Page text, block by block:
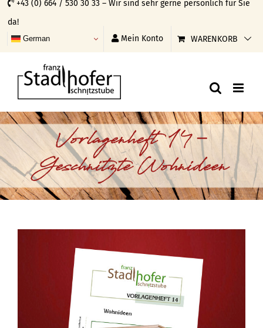
Skip
to
content
+43 (0) 664 / 530 30 33 – Wir sind sehr gerne persönlich für Sie
da!
German Mein Konto WARENKORB
Vorlagenheft 14 –
Geschnitzte Wohnideen